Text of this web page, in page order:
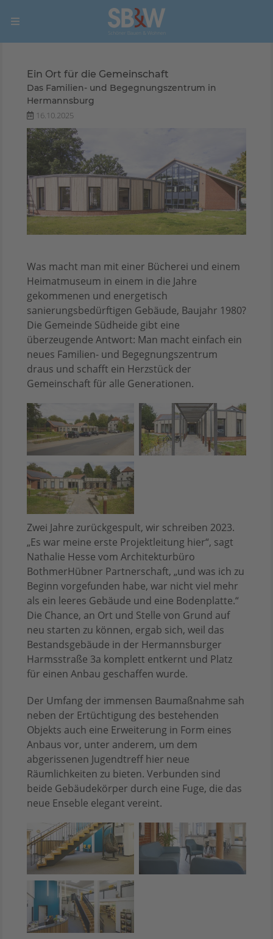
Ein Ort für die Gemeinschaft
Das Familien- und Begegnungszentrum in
Hermannsburg
16.10.2025
Was macht man mit einer Bücherei und einem
Heimatmuseum in einem in die Jahre
gekommenen und energetisch
sanierungsbedürftigen Gebäude, Baujahr 1980?
Die Gemeinde Südheide gibt eine
überzeugende Antwort: Man macht einfach ein
neues Familien- und Begegnungszentrum
draus und schafft ein Herzstück der
Gemeinschaft für alle Generationen.
Zwei Jahre zurückgespult, wir schreiben 2023.
„Es war meine erste Projektleitung hier“, sagt
Nathalie Hesse vom Architekturbüro
BothmerHübner Partnerschaft, „und was ich zu
Beginn vorgefunden habe, war nicht viel mehr
als ein leeres Gebäude und eine Bodenplatte.“
Die Chance, an Ort und Stelle von Grund auf
neu starten zu können, ergab sich, weil das
Bestandsgebäude in der Hermannsburger
Harmsstraße 3a komplett entkernt und Platz
für einen Anbau geschaffen wurde.
Der Umfang der immensen Baumaßnahme sah
neben der Ertüchtigung des bestehenden
Objekts auch eine Erweiterung in Form eines
Anbaus vor, unter anderem, um dem
abgerissenen Jugendtreff hier neue
Räumlichkeiten zu bieten. Verbunden sind
beide Gebäudekörper durch eine Fuge, die das
neue Enseble elegant vereint.